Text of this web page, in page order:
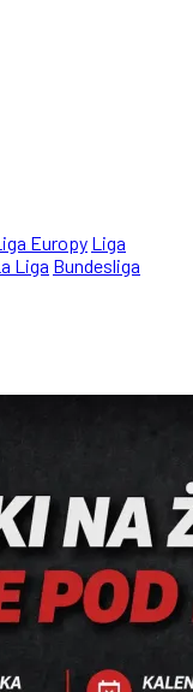
Europy Liga
Liga Bundesliga